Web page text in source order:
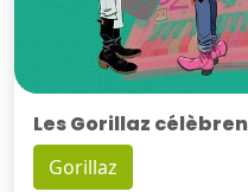
Les Gorillaz
Gorillaz